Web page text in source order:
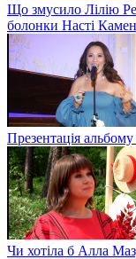
Що змусило Лілію
болонки Насті
Презентація
Чи хотіла б Алла